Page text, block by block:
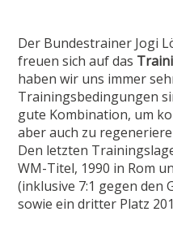
Der Bundestrainer Jogi
freuen sich auf das
haben wir uns immer
Trainingsbedingungen
gute Kombination, um
aber auch zu
Den letzten
WM-Titel, 1990 in Rom
(inklusive 7:1 gegen den
sowie ein dritter Platz